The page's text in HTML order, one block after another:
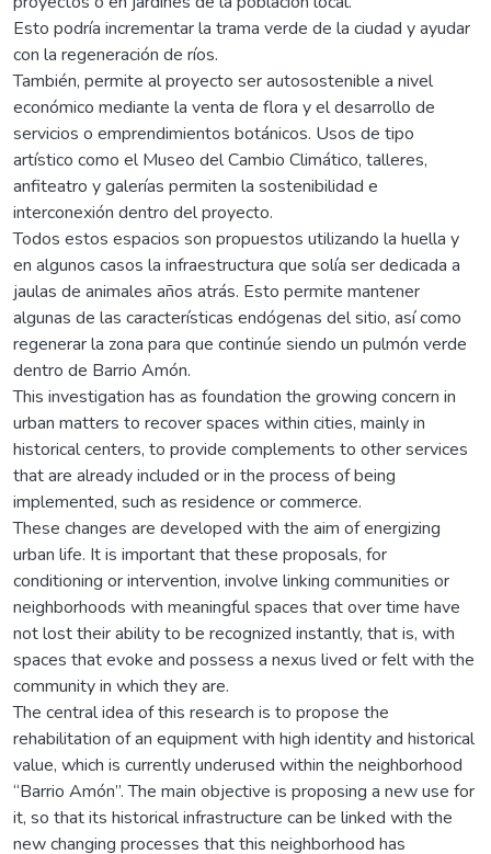
Esto podría incrementar la trama verde de la ciudad y ayudar
con la regeneración de ríos.
También, permite al proyecto ser autosostenible a nivel
económico mediante la venta de flora y el desarrollo de
servicios o emprendimientos botánicos. Usos de tipo
artístico como el Museo del Cambio Climático, talleres,
anfiteatro y galerías permiten la sostenibilidad e
interconexión dentro del proyecto.
Todos estos espacios son propuestos utilizando la huella y
en algunos casos la infraestructura que solía ser dedicada a
jaulas de animales años atrás. Esto permite mantener
algunas de las características endógenas del sitio, así como
regenerar la zona para que continúe siendo un pulmón verde
dentro de Barrio Amón.
This investigation has as foundation the growing concern in
urban matters to recover spaces within cities, mainly in
historical centers, to provide complements to other services
that are already included or in the process of being
implemented, such as residence or commerce.
These changes are developed with the aim of energizing
urban life. It is important that these proposals, for
conditioning or intervention, involve linking communities or
neighborhoods with meaningful spaces that over time have
not lost their ability to be recognized instantly, that is, with
spaces that evoke and possess a nexus lived or felt with the
community in which they are.
The central idea of this research is to propose the
rehabilitation of an equipment with high identity and historical
value, which is currently underused within the neighborhood
“Barrio Amón”. The main objective is proposing a new use for
it, so that its historical infrastructure can be linked with the
new changing processes that this neighborhood has